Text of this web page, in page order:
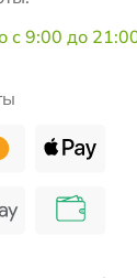
с 9:00 до